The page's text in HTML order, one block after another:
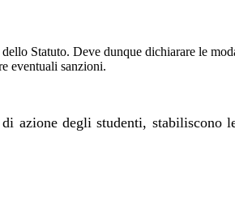
Statuto. Deve dunque dichiarare le
eventuali sanzioni.
degli studenti, stabiliscono